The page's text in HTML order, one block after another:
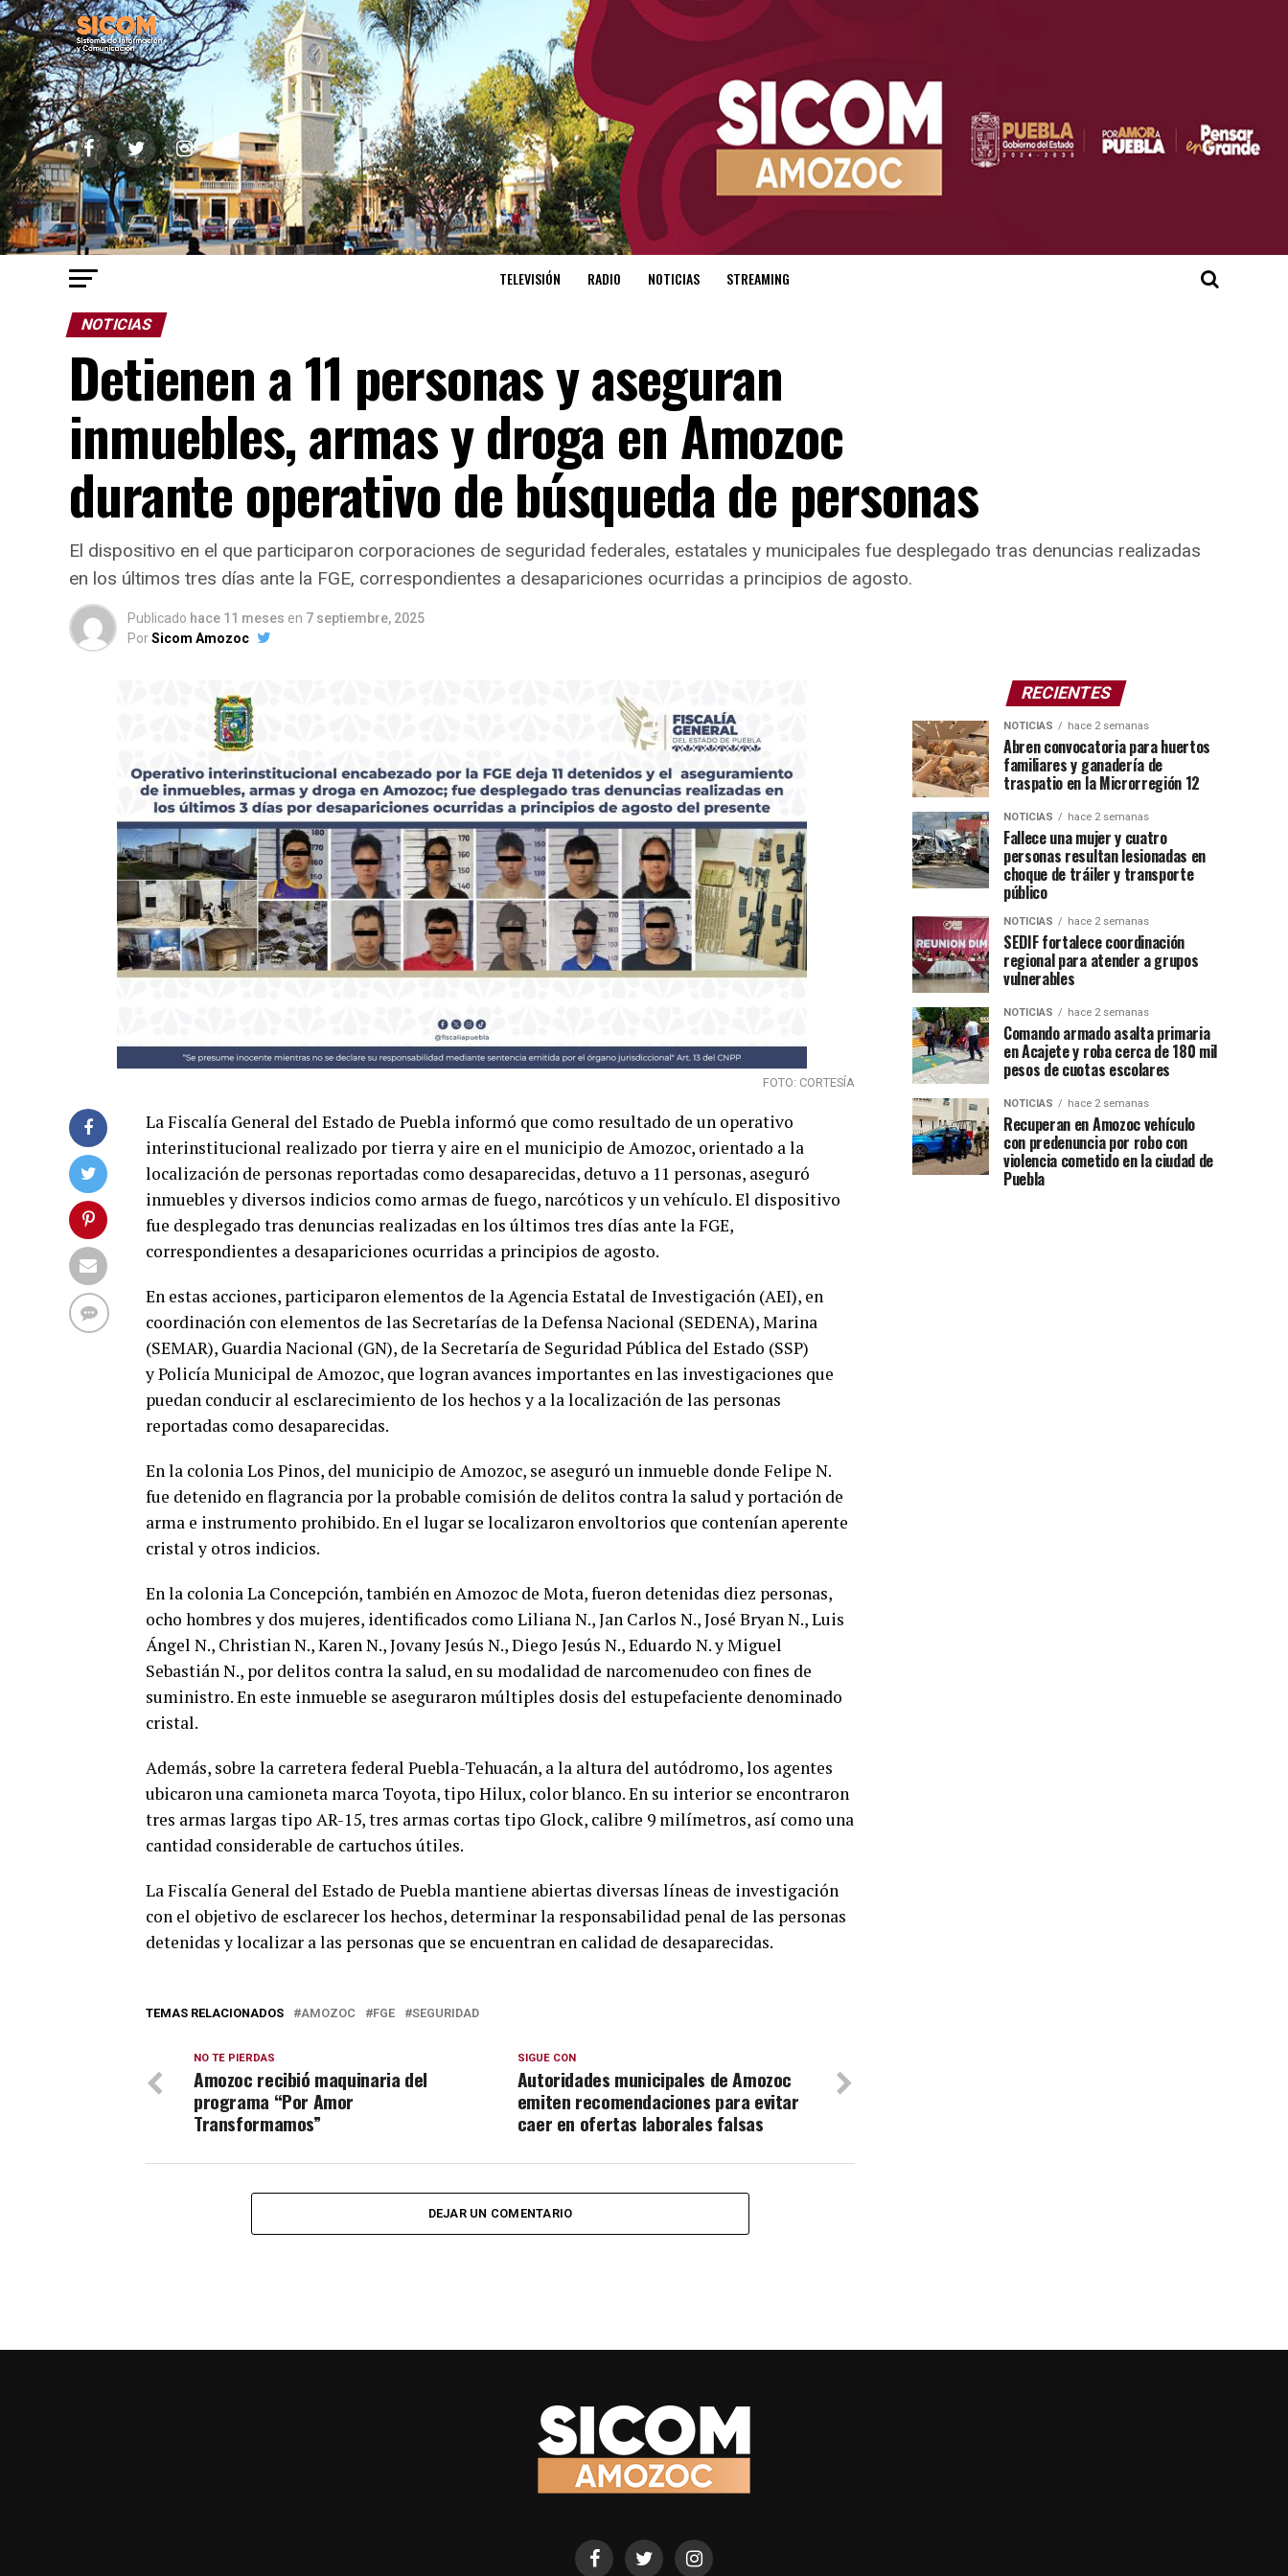
TELEVISIÓN RADIO NOTICIAS STREAMING
NOTICIAS
Detienen a 11 personas y aseguran
inmuebles, armas y droga en Amozoc
durante operativo de búsqueda de personas
El dispositivo en el que participaron corporaciones de seguridad federales, estatales y municipales fue desplegado tras denuncias realizadas
en los últimos tres días ante la FGE, correspondientes a desapariciones ocurridas a principios de agosto.
Publicado hace 11 meses en 7 septiembre, 2025
PorSicom Amozoc
FOTO: CORTESÍA
La Fiscalía General del Estado de Puebla informó que como resultado de un operativo
interinstitucional realizado por tierra y aire en el municipio de Amozoc, orientado a la
localización de personas reportadas como desaparecidas, detuvo a 11 personas, aseguró
inmuebles y diversos indicios como armas de fuego, narcóticos y un vehículo. El dispositivo
fue desplegado tras denuncias realizadas en los últimos tres días ante la FGE,
correspondientes a desapariciones ocurridas a principios de agosto.
En estas acciones, participaron elementos de la Agencia Estatal de Investigación (AEI), en
coordinación con elementos de las Secretarías de la Defensa Nacional (SEDENA), Marina
(SEMAR), Guardia Nacional (GN), de la Secretaría de Seguridad Pública del Estado (SSP)
y Policía Municipal de Amozoc, que logran avances importantes en las investigaciones que
puedan conducir al esclarecimiento de los hechos y a la localización de las personas
reportadas como desaparecidas.
En la colonia Los Pinos, del municipio de Amozoc, se aseguró un inmueble donde Felipe N.
fue detenido en flagrancia por la probable comisión de delitos contra la salud y portación de
arma e instrumento prohibido. En el lugar se localizaron envoltorios que contenían aperente
cristal y otros indicios.
En la colonia La Concepción, también en Amozoc de Mota, fueron detenidas diez personas,
ocho hombres y dos mujeres, identificados como Liliana N., Jan Carlos N., José Bryan N., Luis
Ángel N., Christian N., Karen N., Jovany Jesús N., Diego Jesús N., Eduardo N. y Miguel
Sebastián N., por delitos contra la salud, en su modalidad de narcomenudeo con fines de
suministro. En este inmueble se aseguraron múltiples dosis del estupefaciente denominado
cristal.
Además, sobre la carretera federal Puebla-Tehuacán, a la altura del autódromo, los agentes
ubicaron una camioneta marca Toyota, tipo Hilux, color blanco. En su interior se encontraron
tres armas largas tipo AR-15, tres armas cortas tipo Glock, calibre 9 milímetros, así como una
cantidad considerable de cartuchos útiles.
La Fiscalía General del Estado de Puebla mantiene abiertas diversas líneas de investigación
con el objetivo de esclarecer los hechos, determinar la responsabilidad penal de las personas
detenidas y localizar a las personas que se encuentran en calidad de desaparecidas.
TEMAS RELACIONADOS AMOZOC FGE SEGURIDAD
SIGUE CON
Autoridades municipales de Amozoc
emiten recomendaciones para evitar
caer en ofertas laborales falsas
NO TE PIERDAS
Amozoc recibió maquinaria del
programa “Por Amor
Transformamos”
DEJAR UN COMENTARIO
RECIENTES
NOTICIAS hace 2 semanas
Abren convocatoria para huertos
familiares y ganadería de
traspatio en la Microrregión 12
NOTICIAS hace 2 semanas
Fallece una mujer y cuatro
personas resultan lesionadas en
choque de tráiler y transporte
público
NOTICIAS hace 2 semanas
SEDIF fortalece coordinación
regional para atender a grupos
vulnerables
NOTICIAS hace 2 semanas
Comando armado asalta primaria
en Acajete y roba cerca de 180 mil
pesos de cuotas escolares
NOTICIAS hace 2 semanas
Recuperan en Amozoc vehículo
con predenuncia por robo con
violencia cometido en la ciudad de
Puebla